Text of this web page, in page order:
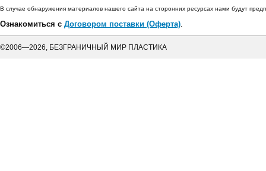
В случае обнаружения материалов нашего сайта на сторонних ресурсах нами будут
Ознакомиться с Договором поставки (Оферта).
©2006—2026, БЕЗГРАНИЧНЫЙ МИР ПЛАСТИКА